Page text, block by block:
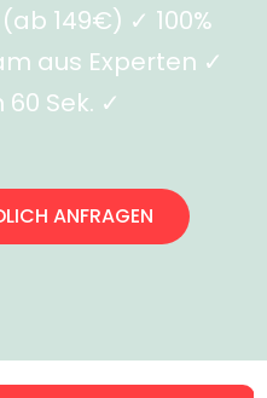
149€) ✓ 100%
aus Experten ✓
Sek. ✓
ANFRAGEN